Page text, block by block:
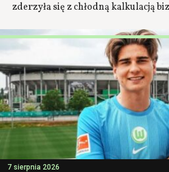
zderzyła się z chłodną kalkulacją
7 sierpnia 2026